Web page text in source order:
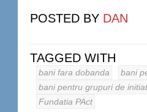
POSTED BY DAN
TAGGED WITH
bani fara dobanda
bani
bani pentru grupuri de
Fundatia PAct